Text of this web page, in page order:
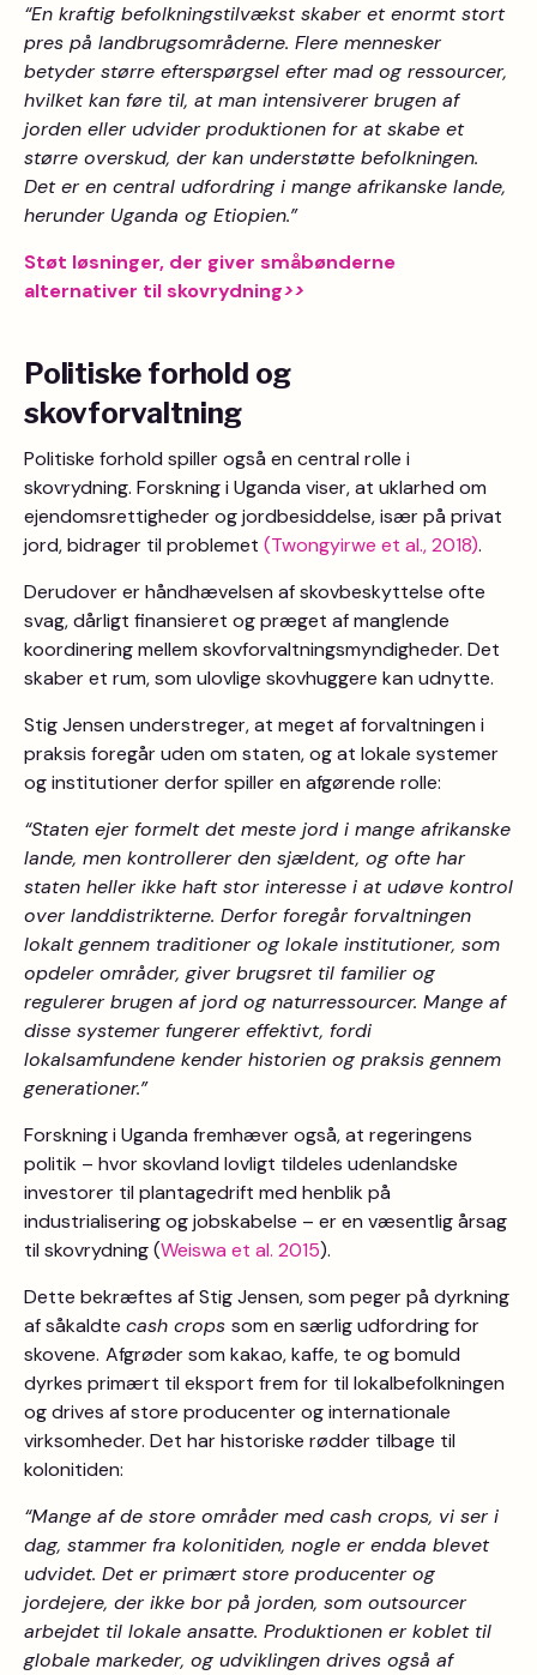
“En kraftig befolkningstilvækst skaber et enormt stort
pres på landbrugsområderne. Flere mennesker
betyder større efterspørgsel efter mad og ressourcer,
hvilket kan føre til, at man intensiverer brugen af
jorden eller udvider produktionen for at skabe et
større overskud, der kan understøtte befolkningen.
Det er en central udfordring i mange afrikanske lande,
herunder Uganda og Etiopien.”
Støt løsninger, der giver småbønderne
alternativer til skovrydning>>
Politiske forhold og
skovforvaltning
Politiske forhold spiller også en central rolle i
skovrydning. Forskning i Uganda viser, at uklarhed om
ejendomsrettigheder og jordbesiddelse, især på privat
jord, bidrager til problemet (Twongyirwe et al., 2018).
Derudover er håndhævelsen af skovbeskyttelse ofte
svag, dårligt finansieret og præget af manglende
koordinering mellem skovforvaltningsmyndigheder. Det
skaber et rum, som ulovlige skovhuggere kan udnytte.
Stig Jensen understreger, at meget af forvaltningen i
praksis foregår uden om staten, og at lokale systemer
og institutioner derfor spiller en afgørende rolle:
“Staten ejer formelt det meste jord i mange afrikanske
lande, men kontrollerer den sjældent, og ofte har
staten heller ikke haft stor interesse i at udøve kontrol
over landdistrikterne. Derfor foregår forvaltningen
lokalt gennem traditioner og lokale institutioner, som
opdeler områder, giver brugsret til familier og
regulerer brugen af jord og naturressourcer. Mange af
disse systemer fungerer effektivt, fordi
lokalsamfundene kender historien og praksis gennem
generationer.”
Forskning i Uganda fremhæver også, at regeringens
politik – hvor skovland lovligt tildeles udenlandske
investorer til plantagedrift med henblik på
industrialisering og jobskabelse – er en væsentlig årsag
til skovrydning (Weiswa et al. 2015).
Dette bekræftes af Stig Jensen, som peger på dyrkning
af såkaldte cash crops som en særlig udfordring for
skovene. Afgrøder som kakao, kaffe, te og bomuld
dyrkes primært til eksport frem for til lokalbefolkningen
og drives af store producenter og internationale
virksomheder. Det har historiske rødder tilbage til
kolonitiden:
“Mange af de store områder med cash crops, vi ser i
dag, stammer fra kolonitiden, nogle er endda blevet
udvidet. Det er primært store producenter og
jordejere, der ikke bor på jorden, som outsourcer
arbejdet til lokale ansatte. Produktionen er koblet til
globale markeder, og udviklingen drives også af